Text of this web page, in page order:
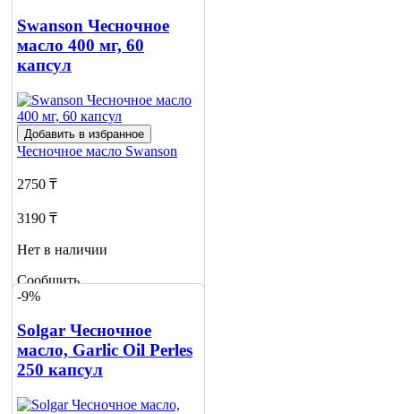
о наличии
2
Swanson Чесночное
масло 400 мг, 60
капсул
Добавить в избранное
Чесночное масло Swanson
2750 ₸
3190 ₸
Нет в наличии
Сообщить
о наличии
-9%
Solgar Чесночное
масло, Garlic Oil Perles
250 капсул